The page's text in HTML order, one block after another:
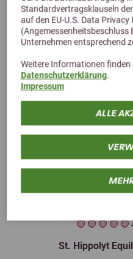
Standardvertragsklauseln
auf den EU-U.S. Data
(Angemessenheitsbeschluss
Unternehmen entsprechend
Weitere Informationen finden
Datenschutzerklärung.
Impressum
ALLE
St. Hippolyt